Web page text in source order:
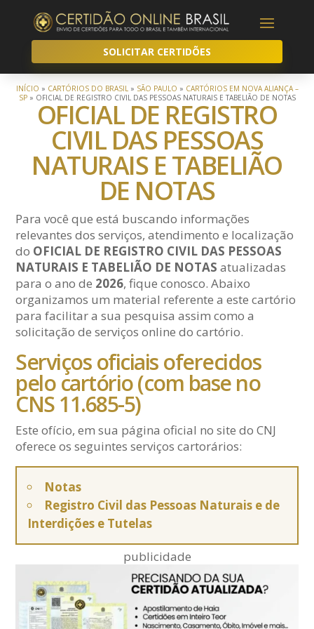
SOLICITAR CERTIDÕES
INÍCIO » CARTÓRIOS DO BRASIL» SÃO PAULO » CARTÓRIOS EM NOVA ALIANÇA –
SP» OFICIAL DE REGISTRO CIVIL DAS PESSOAS NATURAIS E TABELIÃO DE NOTAS
OFICIAL DE REGISTRO
CIVIL DAS PESSOAS
NATURAIS E TABELIÃO
DE NOTAS
Para você que está buscando informações
relevantes dos serviços, atendimento e localização
do OFICIAL DE REGISTRO CIVIL DAS PESSOAS
NATURAIS E TABELIÃO DE NOTAS atualizadas
para o ano de 2026, fique conosco. Abaixo
organizamos um material referente a este cartório
para facilitar a sua pesquisa assim como a
solicitação de serviços online do cartório.
Serviços oficiais oferecidos
pelo cartório (com base no
CNS 11.685-5)
Este ofício, em sua página oficial no site do CNJ
oferece os seguintes serviços cartorários:
Notas
Registro Civil das Pessoas Naturais e de
Interdições e Tutelas
publicidade